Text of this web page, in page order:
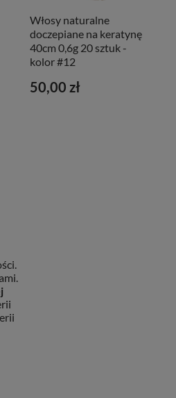
Włosy naturalne
doczepiane na keratynę
40cm 0,6g 20 sztuk -
kolor #12
50,00 zł